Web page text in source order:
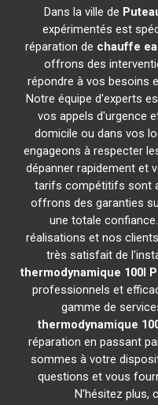
Dans la ville de
expérimentés est
réparation de chauffe
offrons des
répondre à vos besoins
Notre équipe d'experts
vos appels d'urgence
domicile ou dans vos
engageons à respecter
dépanner rapidement et
tarifs compétitifs sont
offrons des garanties
une totale
réalisations et nos
très satisfait de
thermodynamique 100l
professionnels et
gamme de
thermodynamique
réparation en passant
sommes à votre
questions et vous
N'hésitez plus,